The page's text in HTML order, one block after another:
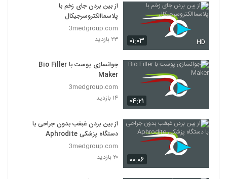
۰۱:۰۳ HD
از بین بردن جای زخم با
پلاسماالکتروسرجیکال
3medgroup.com
۲۳ بازدید
۰۴:۲۱
جوانسازی پوست با Bio Filler
Maker
3medgroup.com
۱۴ بازدید
۰۰:۰۶
از بین بردن غبغب بدون جراحی با
دستگاه پزشکی Aphrodite
3medgroup.com
۲۰ بازدید